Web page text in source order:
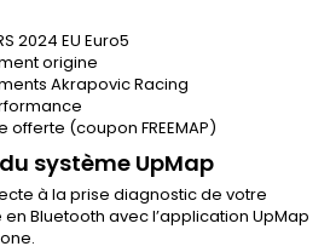
2024 EU Euro5
origine
Akrapovic Racing
(coupon FREEMAP)
système UpMap
à la prise diagnostic de votre
Bluetooth avec l’application UpMap